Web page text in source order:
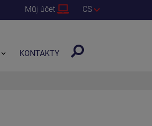
Můj účet CS
KONTAKTY